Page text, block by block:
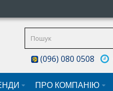
(096) 080 0508
ПРО КОМПАНІЮ